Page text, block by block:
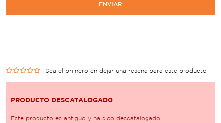
Sea el primero en dejar una reseña para este producto
PRODUCTO DESCATALOGADO
Este producto es antiguo y ha sido descatalogado.
ENVIAR